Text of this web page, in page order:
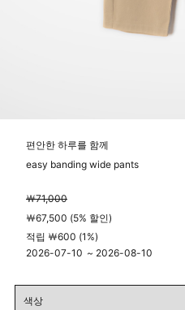
편안한 하루를 함께
easy banding wide pants
￦71,000
￦67,500 (5% 할인)
적립 ￦600 (1%)
2026-07-10 ~ 2026-08-10